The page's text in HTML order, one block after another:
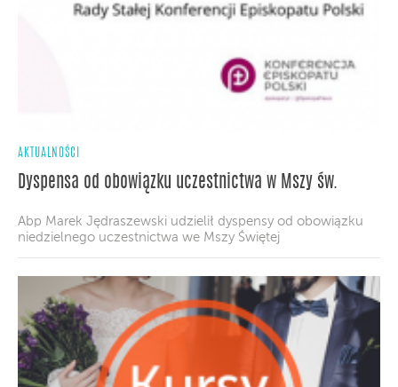
AKTUALNOŚCI
Dyspensa od obowiązku uczestnictwa w Mszy św.
Abp Marek Jędraszewski udzielił dyspensy od obowiązku
niedzielnego uczestnictwa we Mszy Świętej